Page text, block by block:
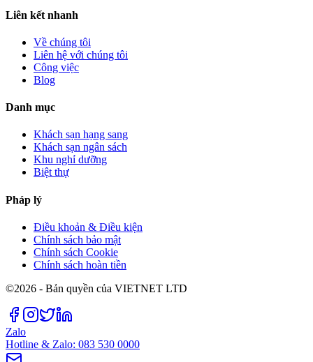
Liên kết nhanh
Về chúng tôi
Liên hệ với chúng tôi
Công việc
Blog
Danh mục
Khách sạn hạng sang
Khách sạn ngân sách
Khu nghỉ dưỡng
Biệt thự
Pháp lý
Điều khoản & Điều kiện
Chính sách bảo mật
Chính sách Cookie
Chính sách hoàn tiền
©2026 - Bản quyền của VIETNET LTD
Zalo
Hotline & Zalo: 083 530 0000